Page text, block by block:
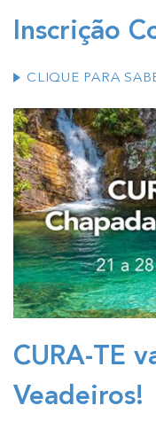
Inscrição
CLIQUE PARA
CURA-TE
Veadeiros!